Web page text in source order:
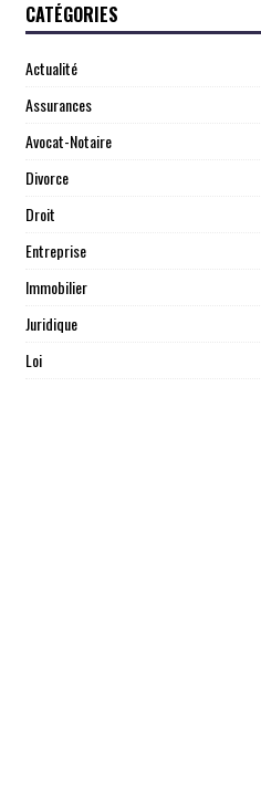
CATÉGORIES
Actualité
Assurances
Avocat-Notaire
Divorce
Droit
Entreprise
Immobilier
Juridique
Loi